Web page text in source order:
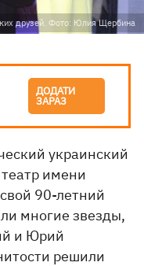
друзей. Фото: Юлия Щербина
ДОДАТИ
ЗАРАЗ
украинский
имени
90-летний
многие звезды,
и Юрий
решили